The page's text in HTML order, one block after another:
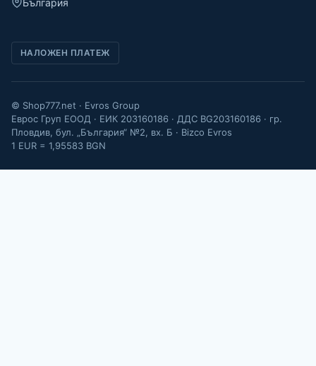
България
НАЛОЖЕН ПЛАТЕЖ
© Shop777.net · Evros Group
Еврос Груп ЕООД · ЕИК 203160186 · ДДС BG203160186 · гр.
Пловдив, бул. „България“ №2, вх. Б · Bizco Evros
1 EUR = 1,95583 BGN